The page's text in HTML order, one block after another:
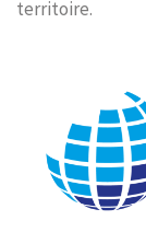
territoire.